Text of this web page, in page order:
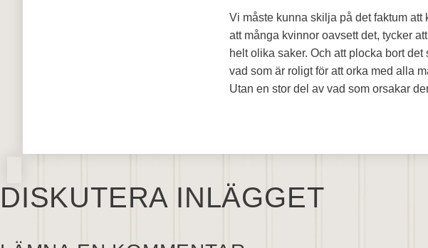
Vi måste kunna skilja på det faktum
att många kvinnor oavsett det, tycker
helt olika saker. Och att plocka bort
vad som är roligt för att orka med alla
Utan en stor del av vad som orsakar
DISKUTERA INLÄGGET